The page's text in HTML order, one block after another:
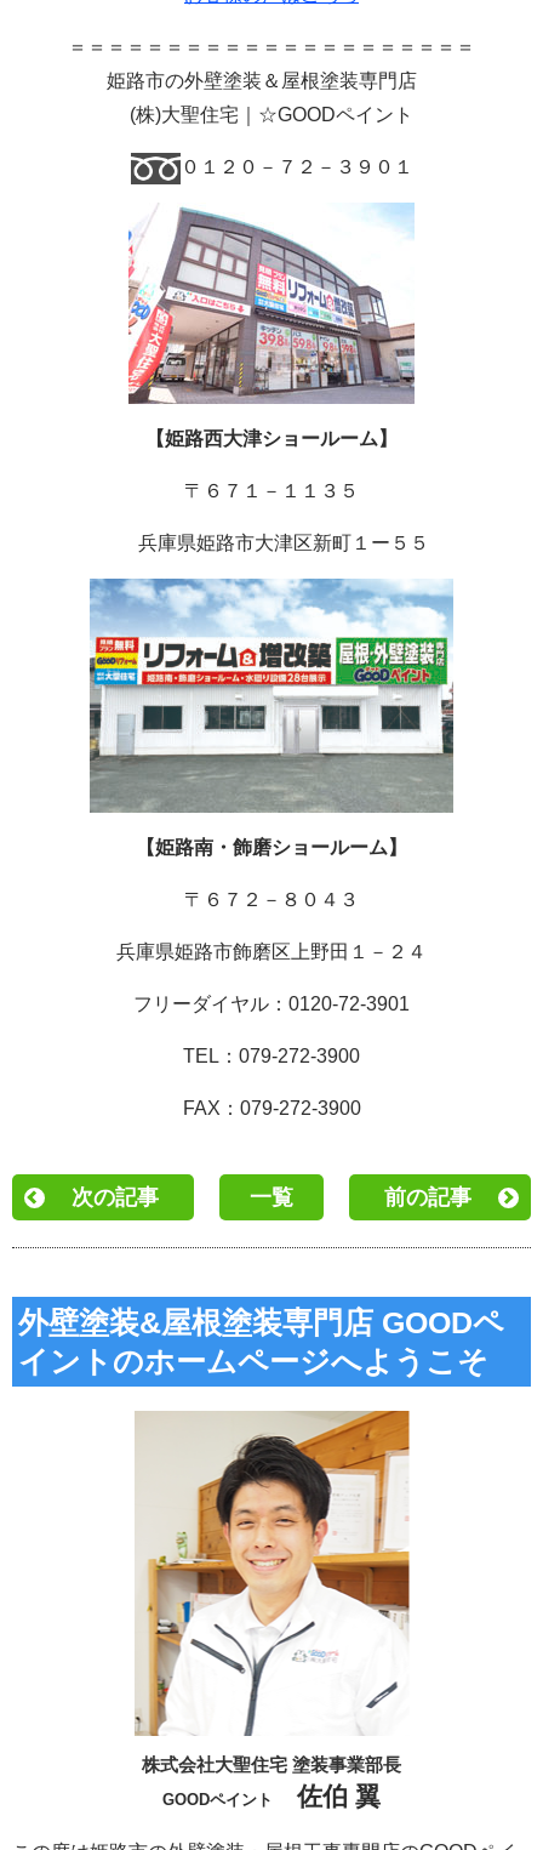
＝＝＝＝＝＝＝＝＝＝＝＝＝＝＝＝＝＝＝＝＝
姫路市の外壁塗装＆屋根塗装専門店
(株)大聖住宅｜☆GOODペイント
０１２０－７２－３９０１
【姫路西大津ショールーム】
〒６７１－１１３５
兵庫県姫路市大津区新町１ー５５
【姫路南・飾磨ショールーム】
〒６７２－８０４３
兵庫県姫路市飾磨区上野田１－２４
フリーダイヤル：0120-72-3901
TEL：079-272-3900
FAX：079-272-3900
次の記事 一覧 前の記事
外壁塗装&屋根塗装専門店 GOODペ
イントのホームページへようこそ
株式会社大聖住宅 塗装事業部長
GOODペイント 佐伯 翼